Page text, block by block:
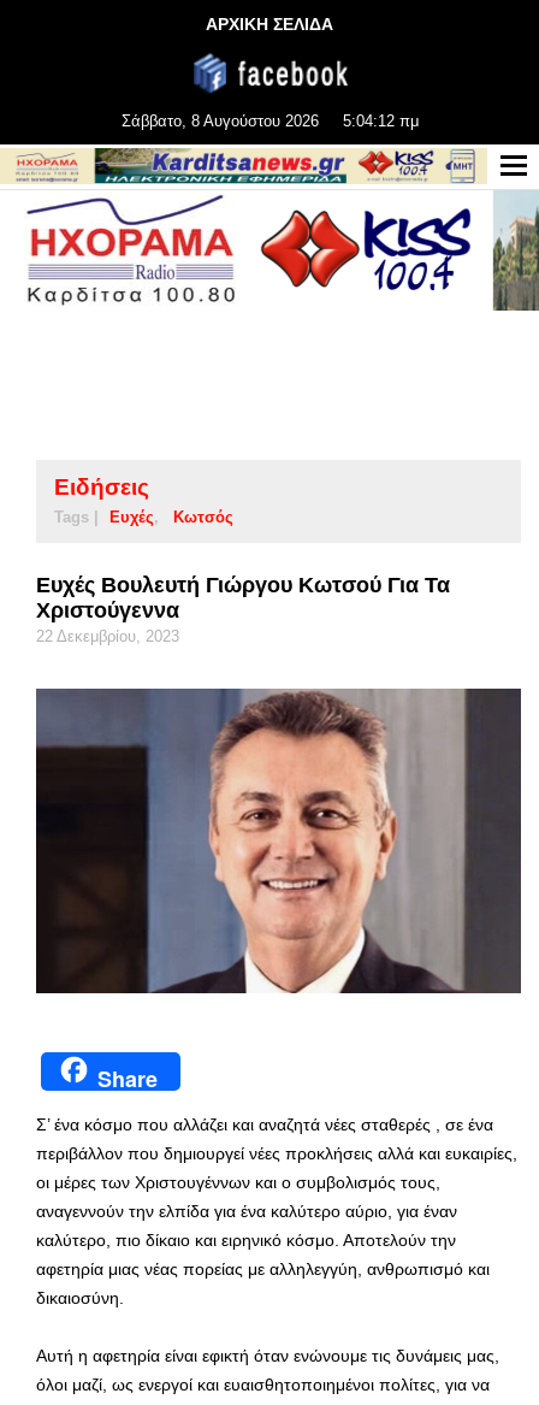
ΑΡΧΙΚΗ ΣΕΛΙΔΑ
Σάββατο, 8 Αυγούστου 2026 5:04:13 πμ
Ειδήσεις
Tags | Ευχές Κωτσός
Ευχές Βουλευτή Γιώργου Κωτσού Για Τα
Χριστούγεννα
22 Δεκεμβρίου, 2023
Share
Σ’ ένα κόσμο που αλλάζει και αναζητά νέες σταθερές , σε ένα
περιβάλλον που δημιουργεί νέες προκλήσεις αλλά και ευκαιρίες,
οι μέρες των Χριστουγέννων και ο συμβολισμός τους,
αναγεννούν την ελπίδα για ένα καλύτερο αύριο, για έναν
καλύτερο, πιο δίκαιο και ειρηνικό κόσμο. Αποτελούν την
αφετηρία μιας νέας πορείας με αλληλεγγύη, ανθρωπισμό και
δικαιοσύνη.
Αυτή η αφετηρία είναι εφικτή όταν ενώνουμε τις δυνάμεις μας,
όλοι μαζί, ως ενεργοί και ευαισθητοποιημένοι πολίτες, για να